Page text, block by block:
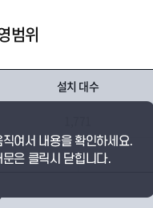
범위
설치 대수